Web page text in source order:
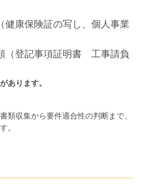
健康保険証の写し、個人事業
（登記事項証明書 工事請負
あります。
類収集から要件適合性の判断まで、
。